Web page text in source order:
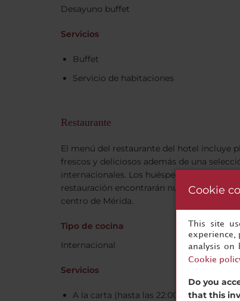
Desayuno buffet
Servicios
Buffet
Servicio de habitaciones
Restaurante
El menú del restaurante del hotel incluye
frescos y deliciosos además de una
internacionales. Los huéspedes que
restauración encontrarán numerosas
centro de Mérida.
Tipo de cocina
Internacional
Servicios
A la carta (hasta las 22:00 h)
Cookie
This site
experience,
analysis on
Cookie
Do you
that this